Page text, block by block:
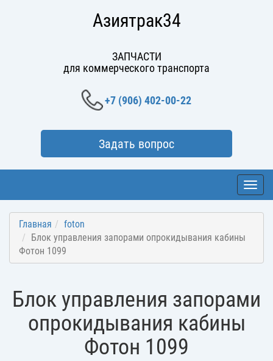
Азиятрак34
ЗАПЧАСТИ
для коммерческого транспорта
+7 (906) 402-00-22
Задать вопрос
Главная
foton
Блок управления запорами опрокидывания кабины
Фотон 1099
Блок управления запорами
опрокидывания кабины
Фотон 1099